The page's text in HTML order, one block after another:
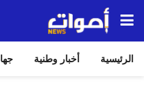
الرئيسية أخبار وطنية